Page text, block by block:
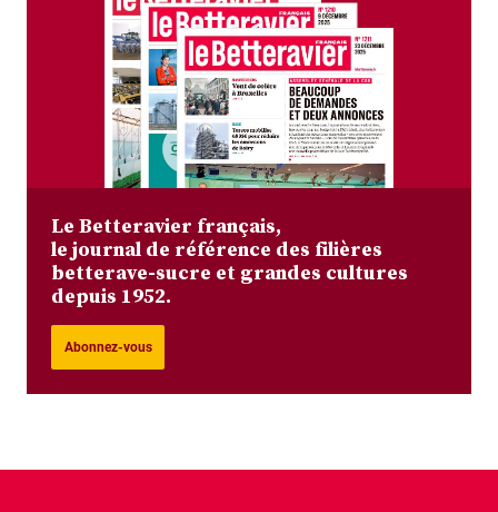
Le Betteravier français,
le journal de référence des filières
betterave-sucre et grandes cultures
depuis 1952.
Abonnez-vous